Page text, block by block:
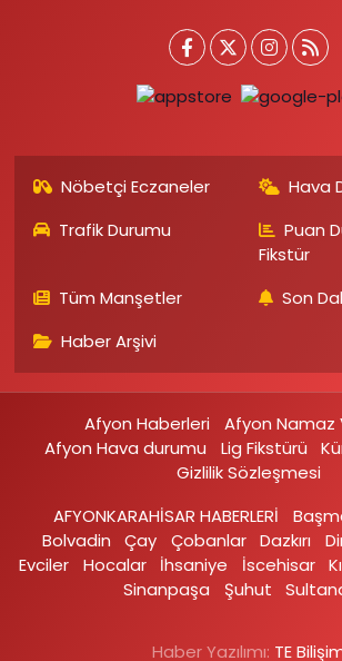
Nöbetçi Eczaneler
Hava
Trafik Durumu
Puan
Fikstür
Tüm Manşetler
Son
Haber Arşivi
Afyon Haberleri
Afyon Namaz
Afyon Hava durumu
Lig Fikstürü
Gizlilik Sözleşmesi
AFYONKARAHİSAR HABERLERİ
Bolvadin
Çay Çobanlar Dazkırı
Evciler‎
Hocalar İhsaniye‎ İscehisar
Sinanpaşa
Şuhut
Haber Yazılımı: TE